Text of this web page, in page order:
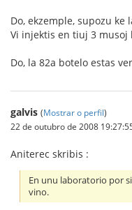
Do, ekzemple, supozu ke
Vi injektis en tiuj 3 musoj
Do, la 82a botelo estas
galvis (Mostrar o perfil)
22 de outubro de 2008
Aniterec skribis :
En unu laboratorio por
vino.